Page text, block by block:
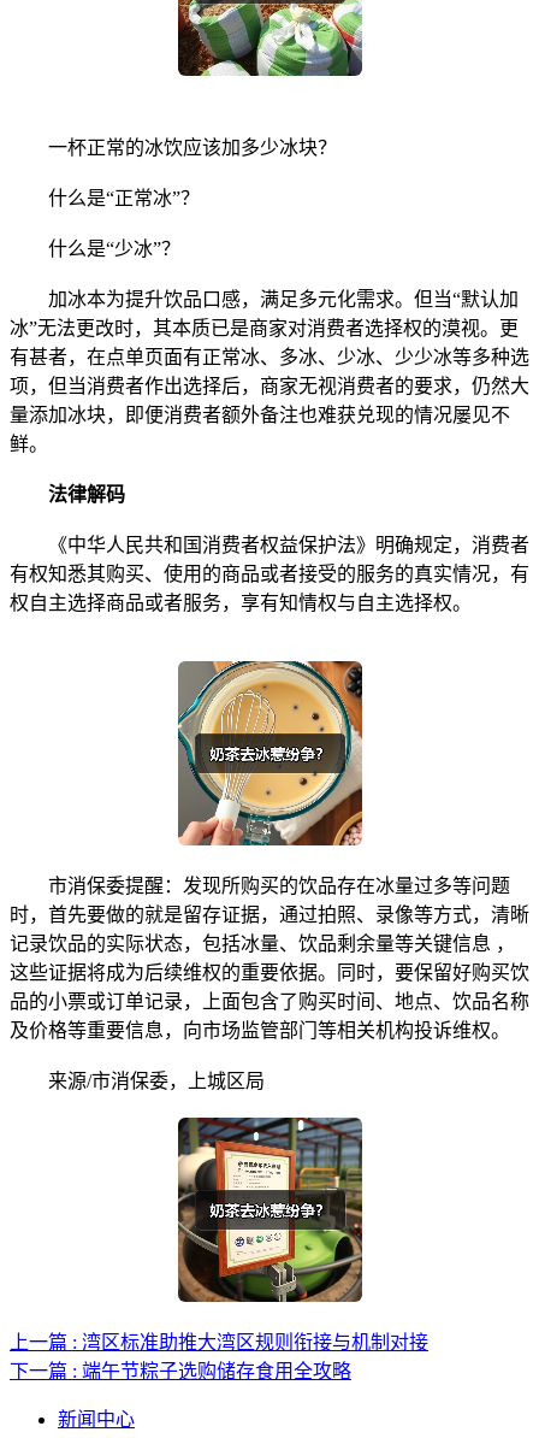
一杯正常的冰饮应该加多少冰块？
什么是“正常冰”？
什么是“少冰”？
加冰本为提升饮品口感，满足多元化需求。但当“默认加
冰”无法更改时，其本质已是商家对消费者选择权的漠视。更
有甚者，在点单页面有正常冰、多冰、少冰、少少冰等多种选
项，但当消费者作出选择后，商家无视消费者的要求，仍然大
量添加冰块，即便消费者额外备注也难获兑现的情况屡见不
鲜。
法律解码
《中华人民共和国消费者权益保护法》明确规定，消费者
有权知悉其购买、使用的商品或者接受的服务的真实情况，有
权自主选择商品或者服务，享有知情权与自主选择权。
市消保委提醒：发现所购买的饮品存在冰量过多等问题
时，首先要做的就是留存证据，通过拍照、录像等方式，清晰
记录饮品的实际状态，包括冰量、饮品剩余量等关键信息 ，
这些证据将成为后续维权的重要依据。同时，要保留好购买饮
品的小票或订单记录，上面包含了购买时间、地点、饮品名称
及价格等重要信息，向市场监管部门等相关机构投诉维权。
来源/市消保委，上城区局
上一篇 : 湾区标准助推大湾区规则衔接与机制对接
下一篇 : 端午节粽子选购储存食用全攻略
新闻中心